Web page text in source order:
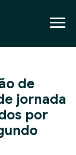
de
jornada
por